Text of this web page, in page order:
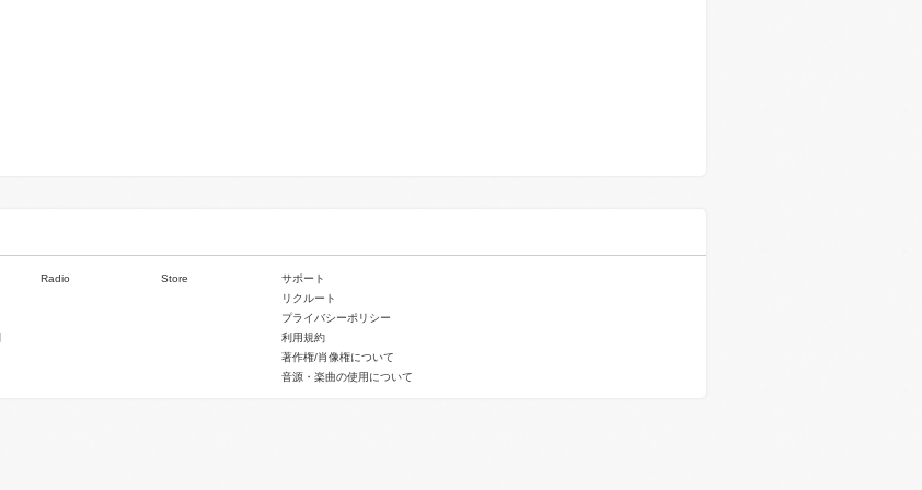
Radio Store
サポート
リクルート
プライバシーポリシー
利用規約
著作権/肖像権について
音源・楽曲の使用について